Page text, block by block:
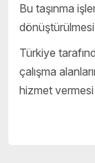
Bu taşınma
Türkiye
çalışma
hizmet vermesi